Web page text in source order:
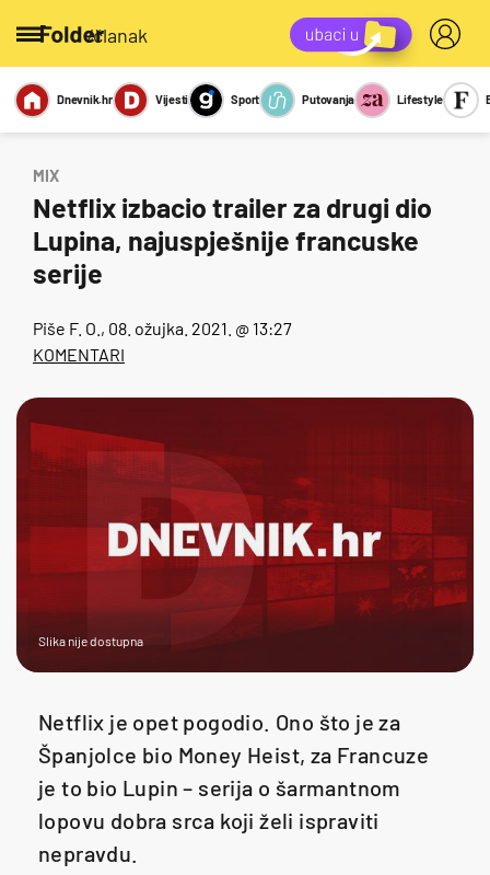
/članak
Miks Kviz
Report
Sexy
Dnevnik.hr Vijesti Sport Putovanja Lifestyle
MIX
Netflix izbacio trailer za drugi dio
Lupina, najuspješnije francuske
serije
Piše F. O. , 08. ožujka. 2021. @ 13:27
KOMENTARI
Slika nije dostupna
Netflix je opet pogodio. Ono što je za
Španjolce bio Money Heist, za Francuze
je to bio Lupin – serija o šarmantnom
lopovu dobra srca koji želi ispraviti
nepravdu.